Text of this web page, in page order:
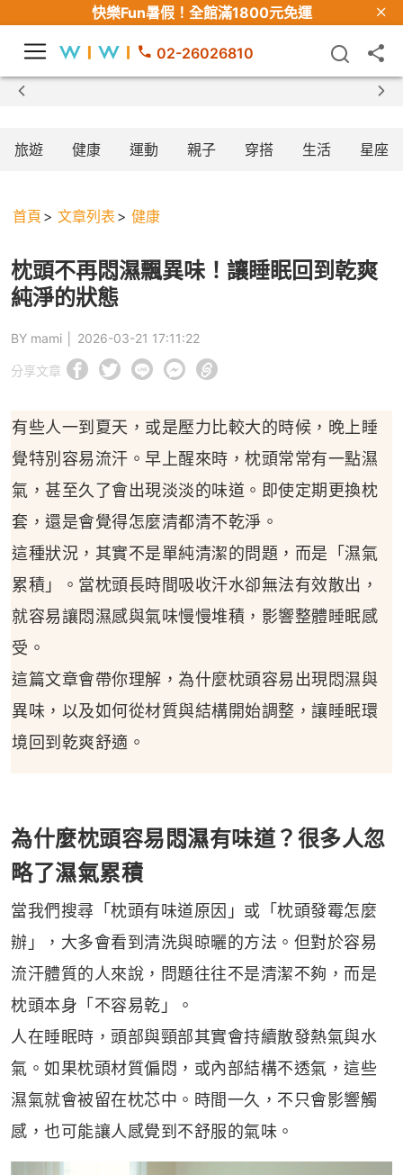
快樂Fun暑假！ 全館滿1800元免運
02-26026810
旅遊 健康 運動 親子 穿搭 生活 星座
首頁 文章列表 健康
枕頭不再悶濕飄異味！讓睡眠回到乾爽
純淨的狀態
BY mami │ 2026-03-21 17:11:22
分享文章
有些人一到夏天，或是壓力比較大的時候，晚上睡
覺特別容易流汗。早上醒來時，枕頭常常有一點濕
氣，甚至久了會出現淡淡的味道。即使定期更換枕
套，還是會覺得怎麼清都清不乾淨。
這種狀況，其實不是單純清潔的問題，而是「濕氣
累積」。當枕頭長時間吸收汗水卻無法有效散出，
就容易讓悶濕感與氣味慢慢堆積，影響整體睡眠感
受。
這篇文章會帶你理解，為什麼枕頭容易出現悶濕與
異味，以及如何從材質與結構開始調整，讓睡眠環
境回到乾爽舒適。
為什麼枕頭容易悶濕有味道？很多人忽
略了濕氣累積
當我們搜尋「枕頭有味道原因」或「枕頭發霉怎麼
辦」，大多會看到清洗與晾曬的方法。但對於容易
流汗體質的人來說，問題往往不是清潔不夠，而是
枕頭本身「不容易乾」。
人在睡眠時，頭部與頸部其實會持續散發熱氣與水
氣。如果枕頭材質偏悶，或內部結構不透氣，這些
濕氣就會被留在枕芯中。時間一久，不只會影響觸
感，也可能讓人感覺到不舒服的氣味。